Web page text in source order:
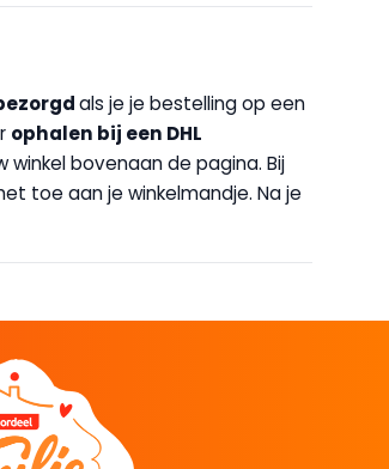
als je je bestelling op een
ophalen bij een DHL
winkel bovenaan de pagina. Bij
toe aan je winkelmandje. Na je